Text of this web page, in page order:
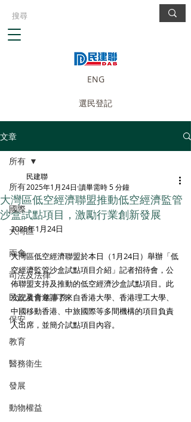
ENG
選民登記
文章
所有
國際
大灣區
兩會
司法及法律
民政及青年事務
保安
教育
醫務衛生
發展
動物權益
所有
大灣區低空經濟聯盟推動低空經濟監管
沙盒試點項目，激勵行業創新發展
民建聯
2025年1月24日 讀畢需時 5 分鐘
2025年1月24日
大灣區低空經濟聯盟於本日（1月24日）舉辦「低
空經濟監管沙盒試點項目介紹」記者招待會，公
佈聯盟支持及推動的低空經濟沙盒試點項目。此
次記者會邀請了來自香港大學、香港理工大學、
中國移動香港、中旅國際等多間機構的項目負責
人出席，並簡介試點項目內容。